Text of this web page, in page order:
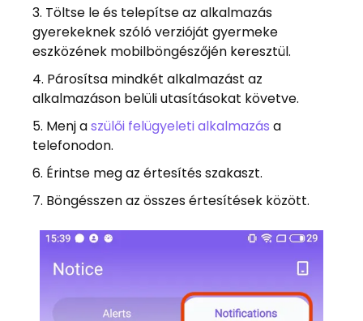
Töltse le és telepítse az alkalmazás
gyerekeknek szóló verzióját gyermeke
eszközének mobilböngészőjén keresztül.
Párosítsa mindkét alkalmazást az
alkalmazáson belüli utasításokat követve.
Menj aszülői felügyeleti alkalmazás a
telefonodon.
Érintse meg az értesítés szakaszt.
Böngésszen az összes értesítések között.